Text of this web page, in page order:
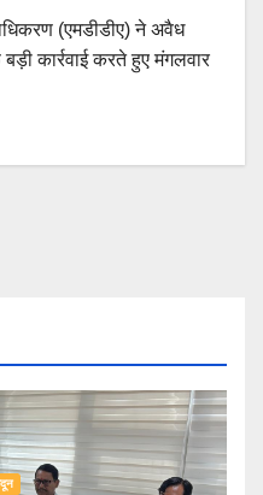
(एमडीडीए) ने अवैध
कार्रवाई करते हुए मंगलवार